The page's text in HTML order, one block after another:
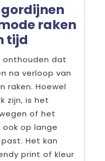
raken
tijd
onthouden dat
na verloop van
raken. Hoewel
zijn, is het
of het
op lange
Het kan
print of kleur